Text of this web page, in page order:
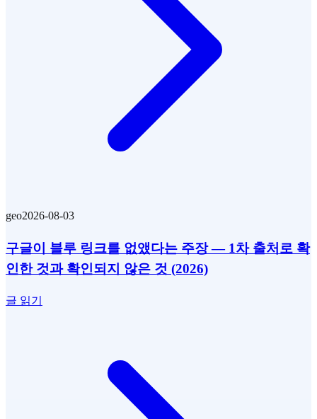
geo2026-08-03
구글이 블루 링크를 없앴다는 주장 — 1차 출처로 확
인한 것과 확인되지 않은 것 (2026)
글 읽기